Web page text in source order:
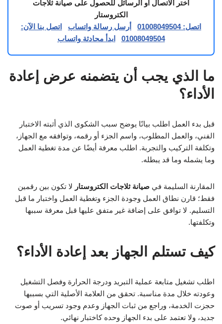
اختر الاتصال أو الرسائل للحصول على صيانة ثلاجات
الكتروستار
اتصل: 01008049504
أرسل رسالة واتساب
اتصل بنا الآن:
01008049504
ابدأ محادثة واتساب
ما الذي يجب أن يتضمنه عرض إعادة
الأداء؟
قبل بدء العمل اطلب بيانًا يوضح سبب الشكوى الذي أثبته الاختبار
الفني، والعمل المطلوب، واسم الجزء أو رقمه، وتوافقه مع الجهاز،
وتكلفة التركيب والتجربة. اطلب معرفة أيضًا عن مدة تغطية العمل
وما يشمله وما قد يبطله.
المقارنة السليمة في صيانة ثلاجات الكتروستار لا تكون بين رقمين
فقط؛ قارن نطاق العمل وجودة الجزء وتغطية العمل واختبار ما قبل
التسليم. لا توافق على إضافة غير متفق عليها قبل معرفة سببها
وتكلفتها.
كيف تستلم الجهاز بعد إعادة الأداء؟
اطلب تشغيل متابعة عملية التبريد ودرجة الحرارة وفصل التشغيل
وعودته خلال مدة مناسبة. تحقق من العلامة الأصلية التي بسببها
حجزت الخدمة، وراجع من ثبات الجهاز وعدم وجود تسريب أو صوت
جديد، ولا تعتمد على بدء الجهاز وحده كاختبار نهائي.